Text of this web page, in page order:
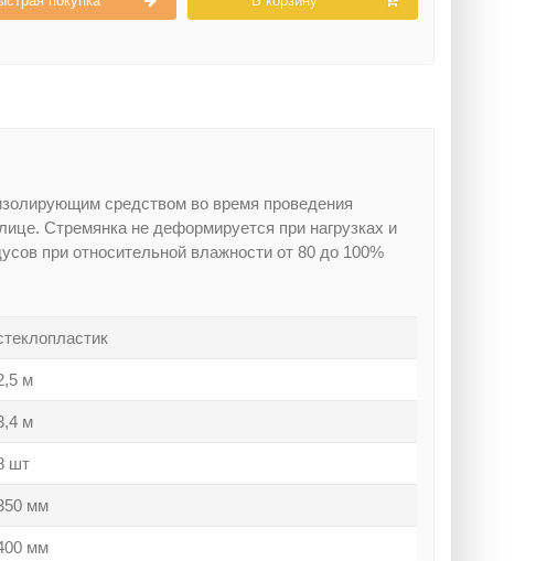
средством во время проведения
Стремянка не деформируется при нагрузках и
при относительной влажности от 80 до 100%
м
м
шт
мм
мм